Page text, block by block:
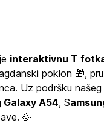
interaktivnu T
poklon 🎁,
Uz podršku našeg
Galaxy A54, S
🥳